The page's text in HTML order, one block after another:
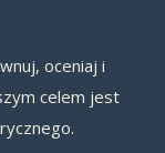
oceniaj i
celem jest